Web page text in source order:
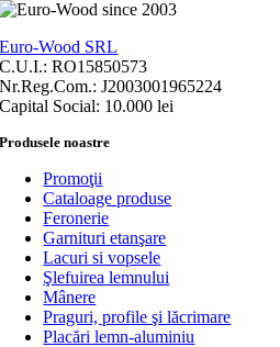
Euro-Wood SRL
C.U.I.: RO15850573
Nr.Reg.Com.: J2003001965224
Capital Social: 10.000 lei
Produsele noastre
Promoţii
Cataloage produse
Feronerie
Garnituri etanşare
Lacuri si vopsele
Şlefuirea lemnului
Mânere
Praguri, profile şi lăcrimare
Placări lemn-aluminiu